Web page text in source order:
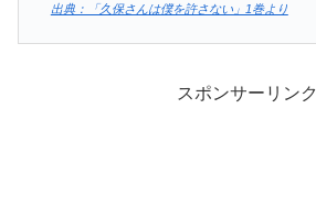
出典：「久保さんは僕を許さない」1巻より
スポンサーリンク